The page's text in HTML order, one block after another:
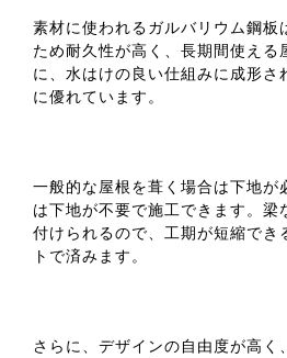
素材に使われるガルバリウム鋼板
ため耐久性が高く、長期間使える
に、水はけの良い仕組みに成形さ
に優れています。
一般的な屋根を葺く場合は下地が
は下地が不要で施工できます。梁
付けられるので、工期が短縮でき
トで済みます。
さらに、デザインの自由度が高く